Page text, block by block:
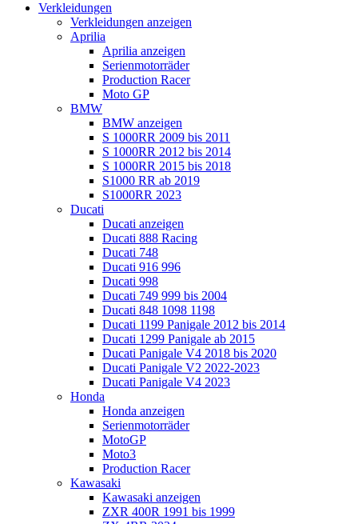
Verkleidungen
Verkleidungen anzeigen
Aprilia
Aprilia anzeigen
Serienmotorräder
Production Racer
Moto GP
BMW
BMW anzeigen
S 1000RR 2009 bis 2011
S 1000RR 2012 bis 2014
S 1000RR 2015 bis 2018
S1000 RR ab 2019
S1000RR 2023
Ducati
Ducati anzeigen
Ducati 888 Racing
Ducati 748
Ducati 916 996
Ducati 998
Ducati 749 999 bis 2004
Ducati 848 1098 1198
Ducati 1199 Panigale 2012 bis 2014
Ducati 1299 Panigale ab 2015
Ducati Panigale V4 2018 bis 2020
Ducati Panigale V2 2022-2023
Ducati Panigale V4 2023
Honda
Honda anzeigen
Serienmotorräder
MotoGP
Moto3
Production Racer
Kawasaki
Kawasaki anzeigen
ZXR 400R 1991 bis 1999